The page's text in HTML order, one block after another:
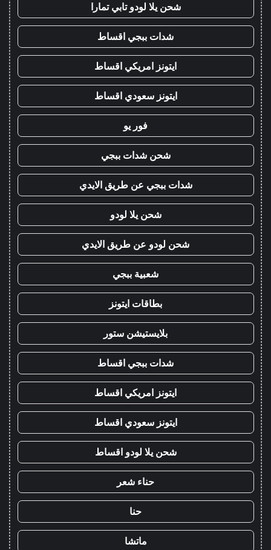
شحن يلا لودو تابي تمارا
شدات ببجي اقساط
ايتونز امريكي اقساط
ايتونز سعودي اقساط
فور يو
شحن شدات ببجي
شدات ببجي عن طريق الايدي
شحن يلا لودو
شحن لودو عن طريق الايدي
شعبية ببجي
بطاقات ايتونز
بلايستيشن ستور
شدات ببجي اقساط
ايتونز امريكي اقساط
ايتونز سعودي اقساط
شحن يلا لودو اقساط
حناء شعر
حنا
ماتشا